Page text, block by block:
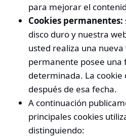
para mejorar el
Cookies permanentes:
disco duro y nuestra
usted realiza una
permanente posee una
determinada. La
después de esa fecha.
A continuación
principales cookies
distinguiendo: